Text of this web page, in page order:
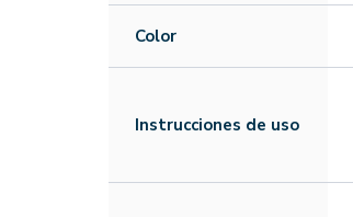
Color
Instrucciones de uso